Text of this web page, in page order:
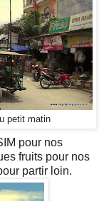
petit matin
pour nos
fruits pour nos
partir loin.